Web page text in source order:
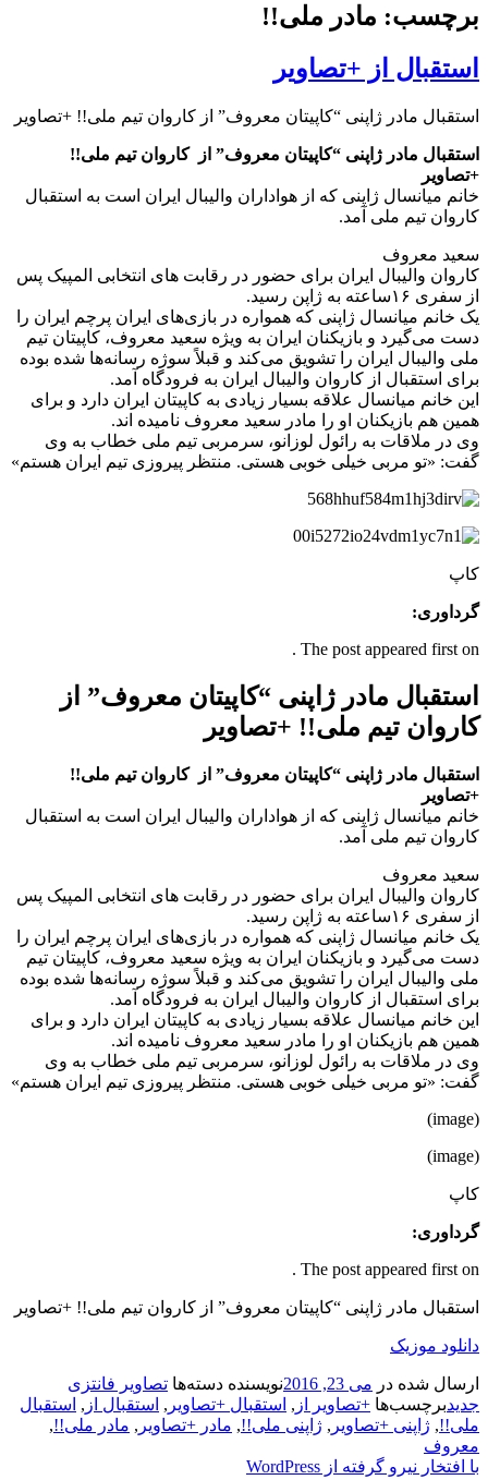
برچسب: مادر ملی!!
استقبال از +تصاویر
استقبال مادر ژاپنی “کاپیتان معروف” از کاروان تیم ملی!! +تصاویر
استقبال مادر ژاپنی “کاپیتان معروف” از کاروان تیم ملی!!
+تصاویر
خانم میانسال ژاپنی که از هواداران والیبال ایران است به استقبال
کاروان تیم ملی آمد.
سعید معروف
کاروان والیبال ایران برای حضور در رقابت های انتخابی المپیک پس
از سفری ۱۶ساعته به ژاپن رسید.
یک خانم میانسال ژاپنی که همواره در بازی‌های ایران پرچم ایران را
دست می‌گیرد و بازیکنان ایران به ویژه سعید معروف، کاپیتان تیم
ملی والیبال ایران را تشویق می‌کند و قبلاً سوژه رسانه‌ها شده بوده
برای استقبال از کاروان والیبال ایران به فرودگاه آمد.
این خانم میانسال علاقه بسیار زیادی به کاپیتان ایران دارد و برای
همین هم بازیکنان او را مادر سعید معروف نامیده اند.
وی در ملاقات به رائول لوزانو، سرمربی تیم ملی خطاب به وی
گفت: «تو مربی خیلی خوبی هستی. منتظر پیروزی تیم ایران هستم»
کاپ
گرداوری:
The post appeared first on .
استقبال مادر ژاپنی “کاپیتان معروف” از
کاروان تیم ملی!! +تصاویر
استقبال مادر ژاپنی “کاپیتان معروف” از کاروان تیم ملی!!
+تصاویر
خانم میانسال ژاپنی که از هواداران والیبال ایران است به استقبال
کاروان تیم ملی آمد.
سعید معروف
کاروان والیبال ایران برای حضور در رقابت های انتخابی المپیک پس
از سفری ۱۶ساعته به ژاپن رسید.
یک خانم میانسال ژاپنی که همواره در بازی‌های ایران پرچم ایران را
دست می‌گیرد و بازیکنان ایران به ویژه سعید معروف، کاپیتان تیم
ملی والیبال ایران را تشویق می‌کند و قبلاً سوژه رسانه‌ها شده بوده
برای استقبال از کاروان والیبال ایران به فرودگاه آمد.
این خانم میانسال علاقه بسیار زیادی به کاپیتان ایران دارد و برای
همین هم بازیکنان او را مادر سعید معروف نامیده اند.
وی در ملاقات به رائول لوزانو، سرمربی تیم ملی خطاب به وی
گفت: «تو مربی خیلی خوبی هستی. منتظر پیروزی تیم ایران هستم»
(image)
(image)
کاپ
گرداوری:
The post appeared first on .
استقبال مادر ژاپنی “کاپیتان معروف” از کاروان تیم ملی!! +تصاویر
دانلود موزیک
ارسال شده در می 23, 2016 نویسنده دسته‌ها تصاویر فانتزی
جدیدبرچسب‌ها +تصاویر از , استقبال +تصاویر , استقبال از , استقبال
ملی!!, ژاپنی +تصاویر , ژاپنی ملی!!, مادر +تصاویر , مادر ملی!!,
معروف
با افتخار نیرو گرفته از WordPress